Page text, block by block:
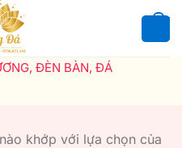
ĐÈN BÀN, ĐÁ
khớp với lựa chọn của